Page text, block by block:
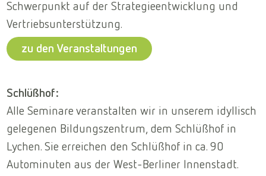
Schwerpunkt auf der Strategieentwicklung und
Vertriebsunterstützung.
zu den Veranstaltungen
Schlüßhof:
Alle Seminare veranstalten wir in unserem idyllisch
gelegenen Bildungszentrum, dem Schlüßhof in
Lychen. Sie erreichen den Schlüßhof in ca. 90
Autominuten aus der West-Berliner Innenstadt.